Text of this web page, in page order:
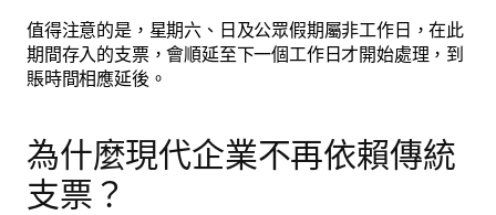
值得注意的是，星期六、日及公眾假期屬非工作日，在此
期間存入的支票，會順延至下一個工作日才開始處理，到
賬時間相應延後。
為什麼現代企業不再依賴傳統
支票？